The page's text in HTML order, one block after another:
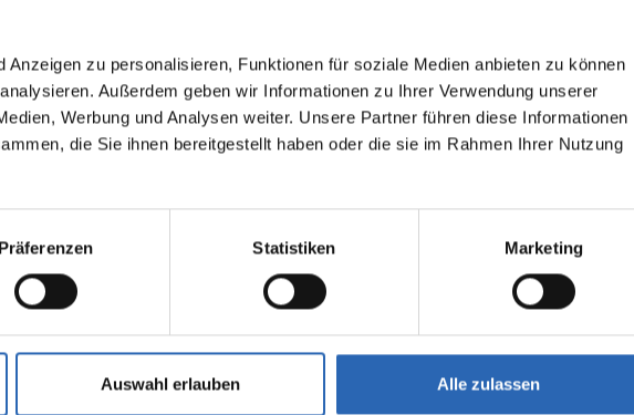
zu personalisieren, Funktionen für soziale Medien anbieten zu können
Außerdem geben wir Informationen zu Ihrer Verwendung unserer
Werbung und Analysen weiter. Unsere Partner führen diese Informationen
die Sie ihnen bereitgestellt haben oder die sie im Rahmen Ihrer Nutzung
Präferenzen Statistiken Marketing
Auswahl erlauben Alle zulassen
MwSt. ist ausweisbar
514.0€
MwSt. ist ausweisbar
Diesel
Kraftstoff Laufleistung
455.1€
mtl. Rate